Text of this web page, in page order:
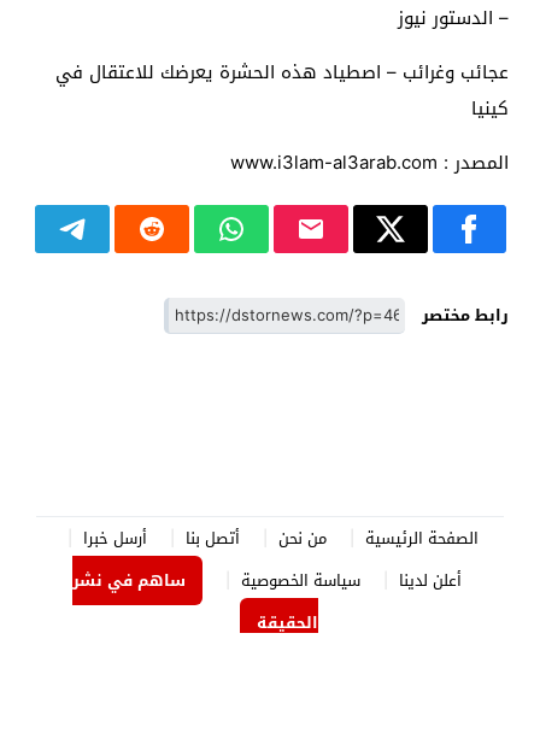
– الدستور نيوز
عجائب وغرائب – اصطياد هذه الحشرة يعرضك للاعتقال في
كينيا
المصدر : www.i3lam-al3arab.com
رابط مختصر
الصفحة الرئيسية من نحن أتصل بنا
أرسل خبرا
أعلن لدينا
سياسة الخصوصية
ساهم في نشر
الحقيقة